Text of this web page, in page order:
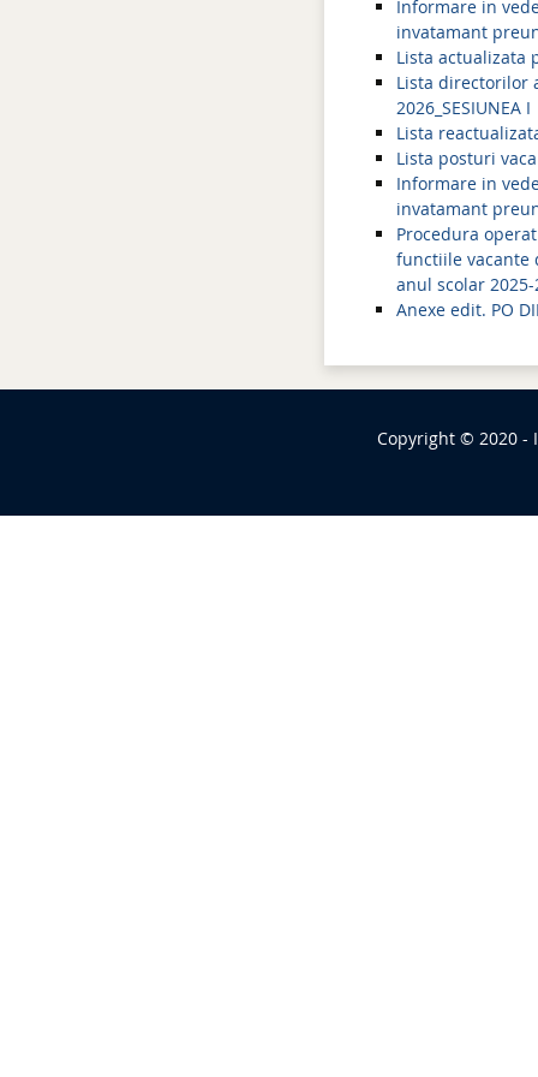
Informare in
invatamant
Lista actualizata
Lista directorilor
2026_SESIUNEA I
Lista
Lista posturi
Informare in
invatamant
Procedura
functiile vacante
anul scolar 2025-
Anexe edit. PO
Copyright © 2020 -